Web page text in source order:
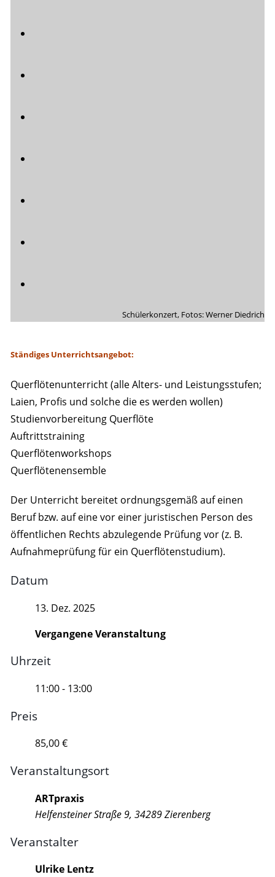
Schülerkonzert, Fotos: Werner Diedrich
Ständiges Unterrichtsangebot:
Querflötenunterricht (alle Alters- und Leistungsstufen;
Laien, Profis und solche die es werden wollen)
Studienvorbereitung Querflöte
Auftrittstraining
Querflötenworkshops
Querflötenensemble
Der Unterricht bereitet ordnungsgemäß auf einen
Beruf bzw. auf eine vor einer juristischen Person des
öffentlichen Rechts abzulegende Prüfung vor (z. B.
Aufnahmeprüfung für ein Querflötenstudium).
Datum
13. Dez. 2025
Vergangene Veranstaltung
Uhrzeit
11:00 - 13:00
Preis
85,00 €
Veranstaltungsort
ARTpraxis
Helfensteiner Straße 9, 34289 Zierenberg
Veranstalter
Ulrike Lentz